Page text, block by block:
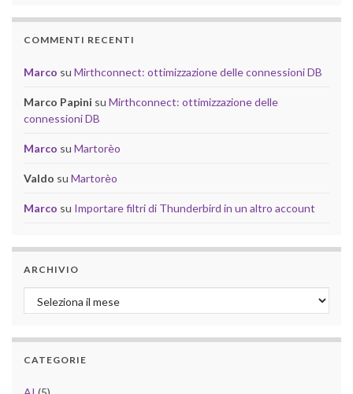
COMMENTI RECENTI
Marco su Mirthconnect: ottimizzazione delle connessioni DB
Marco Papini su Mirthconnect: ottimizzazione delle
connessioni DB
Marco su Martorèo
Valdo su Martorèo
Marco su Importare filtri di Thunderbird in un altro account
ARCHIVIO
Archivio
CATEGORIE